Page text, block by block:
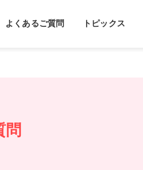
よくあるご質問 トピックス
問